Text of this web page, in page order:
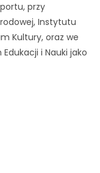
przy
Instytutu
Kultury, oraz we
i Nauki jako